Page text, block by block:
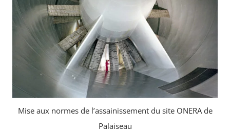
Mise aux normes de l’assainissement du site ONERA de
Palaiseau